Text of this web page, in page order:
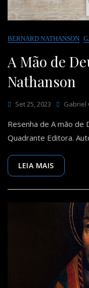
BERNARD NATHANSON
A Mão de
Nathanson
Set 25, 2023 Gabriel
Resenha de A mão de
Quadrante Editora.
LEIA MAIS